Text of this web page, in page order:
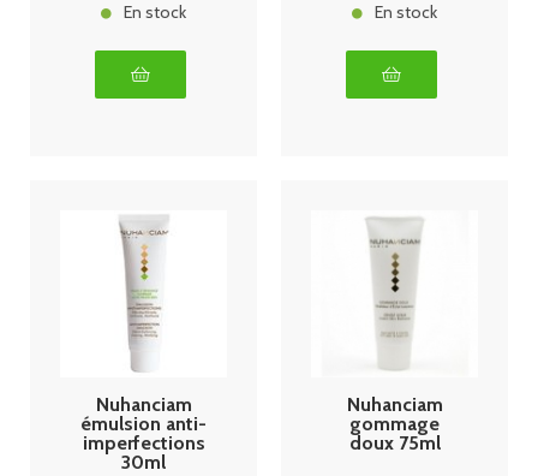
En stock En stock
Nuhanciam
émulsion anti-
imperfections
30ml
Nuhanciam
gommage
doux 75ml